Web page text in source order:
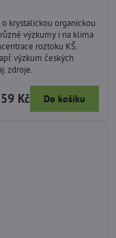
o krystalickou organickou
výzkumy i na klima
roztoku KŠ.
výzkum českých
zdroje.
59 Kč Do košíku